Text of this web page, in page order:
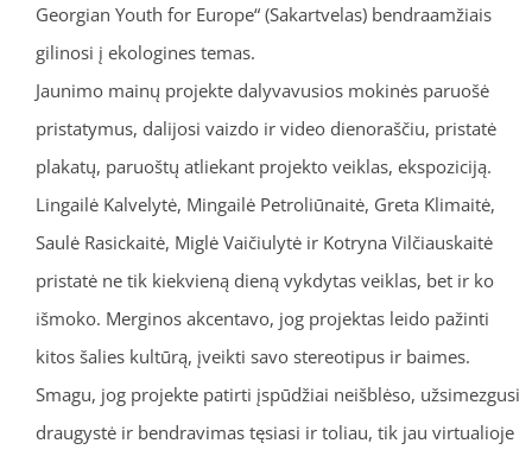
Georgian Youth for Europe“ (Sakartvelas) bendraamžiais
gilinosi į ekologines temas.
Jaunimo mainų projekte dalyvavusios mokinės paruošė
pristatymus, dalijosi vaizdo ir video dienoraščiu, pristatė
plakatų, paruoštų atliekant projekto veiklas, ekspoziciją.
Lingailė Kalvelytė, Mingailė Petroliūnaitė, Greta Klimaitė,
Saulė Rasickaitė, Miglė Vaičiulytė ir Kotryna Vilčiauskaitė
pristatė ne tik kiekvieną dieną vykdytas veiklas, bet ir ko
išmoko. Merginos akcentavo, jog projektas leido pažinti
kitos šalies kultūrą, įveikti savo stereotipus ir baimes.
Smagu, jog projekte patirti įspūdžiai neišblėso, užsimezgusi
draugystė ir bendravimas tęsiasi ir toliau, tik jau virtualioje